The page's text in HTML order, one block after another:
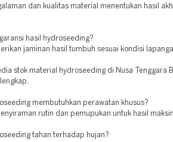
dan kualitas material menentukan hasil
hasil hydroseeding?
jaminan hasil tumbuh sesuai kondisi
stok material hydroseeding di Nusa Tenggara
membutuhkan perawatan khusus?
rutin dan pemupukan untuk hasil
tahan terhadap hujan?